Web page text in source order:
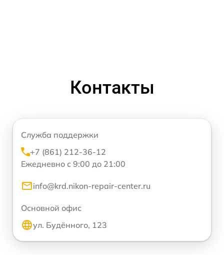
Контакты
Служба поддержки
+7 (861) 212-36-12
Ежедневно с 9:00 до 21:00
info@krd.nikon-repair-center.ru
Основной офис
ул. Будённого, 123